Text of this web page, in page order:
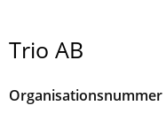
Trio AB
Organisationsnummer